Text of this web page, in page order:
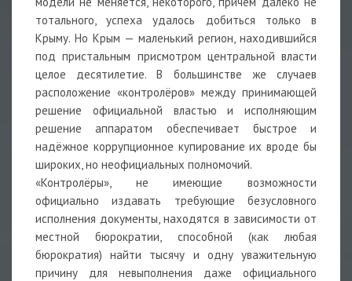
тотального, успеха удалось добиться только в
Крыму. Но Крым — маленький регион, находившийся
под пристальным присмотром центральной власти
целое десятилетие. В большинстве же случаев
расположение «контролёров» между принимающей
решение официальной властью и исполняющим
решение аппаратом обеспечивает быстрое и
надёжное коррупционное купирование их вроде бы
широких, но неофициальных полномочий.
«Контролёры», не имеющие возможности
официально издавать требующие безусловного
исполнения документы, находятся в зависимости от
местной бюрократии, способной (как любая
бюрократия) найти тысячу и одну уважительную
причину для невыполнения даже официального